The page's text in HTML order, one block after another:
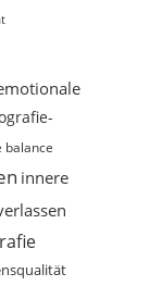
balance
innere